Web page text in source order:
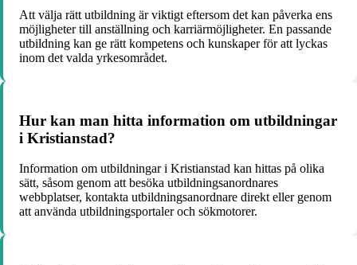
Att välja rätt utbildning är viktigt eftersom det kan påverka ens
möjligheter till anställning och karriärmöjligheter. En passande
utbildning kan ge rätt kompetens och kunskaper för att lyckas
inom det valda yrkesområdet.
Hur kan man hitta information om utbildningar
i Kristianstad?
Information om utbildningar i Kristianstad kan hittas på olika
sätt, såsom genom att besöka utbildningsanordnares
webbplatser, kontakta utbildningsanordnare direkt eller genom
att använda utbildningsportaler och sökmotorer.